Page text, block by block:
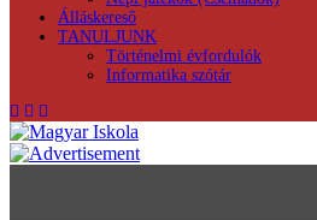
Álláskereső
TANULJUNK
Történelmi évfordulók
Informatika szótár